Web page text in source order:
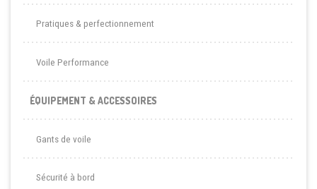
Pratiques & perfectionnement
Voile Performance
ÉQUIPEMENT & ACCESSOIRES
Gants de voile
Sécurité à bord